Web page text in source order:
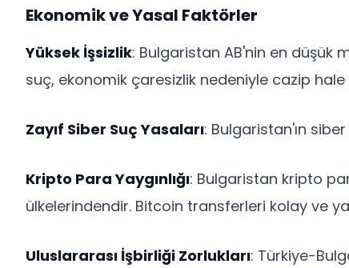
Ekonomik ve Yasal Faktörler
Yüksek İşsizlik: Bulgaristan AB'nin en düşük
suç, ekonomik çaresizlik nedeniyle cazip hale
Zayıf Siber Suç Yasaları: Bulgaristan'ın
Kripto Para Yaygınlığı: Bulgaristan kripto
ülkelerindendir. Bitcoin transferleri kolay ve
Uluslararası İşbirliği Zorlukları: Türkiye-